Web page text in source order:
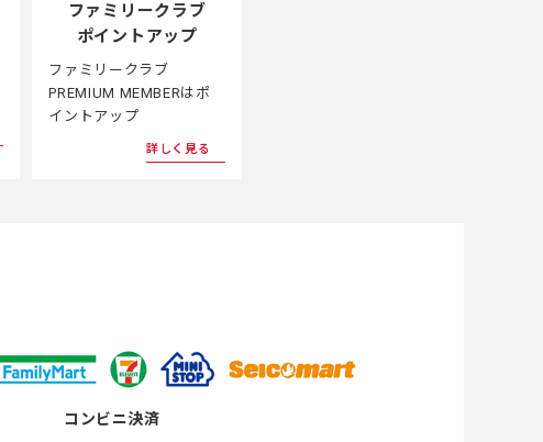
ファミリークラブ
ポイントアップ
ファミリークラブ
PREMIUM MEMBERはポ
イントアップ
詳しく見る
コンビニ決済